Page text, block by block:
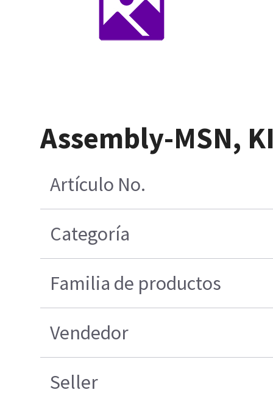
Assembly-MSN,
Artículo No.
Categoría
Familia de productos
Vendedor
Seller